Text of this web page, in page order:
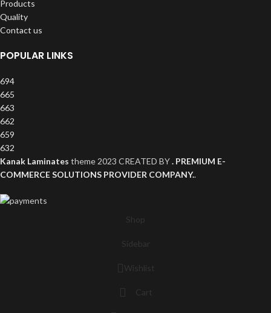
Products
Quality
Contact us
POPULAR LINKS
694
665
663
662
659
632
Kanak Laminates theme 2023 CREATED BY. PREMIUM E-
COMMERCE SOLUTIONS PROVIDER COMPANY..
Shop
Sidebar
Wishlist
Cart